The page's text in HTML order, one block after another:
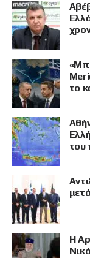
το
του
Η